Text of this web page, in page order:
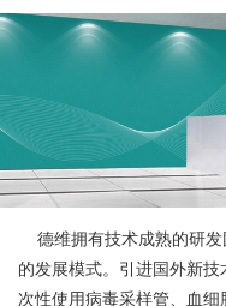
德维拥有技术成熟的研发
的发展模式。引进国外新
次性使用病毒采样管、血